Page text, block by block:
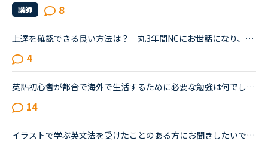
講師 8
上達を確認できる良い方法は？ 丸3年間NCにお世話になり、毎日レッスンを楽しく続けています。教材はカラン、文法、フリートークの3つを中心に据えています。シニアの趣味でやっているので、検定の類いは受けた...
4
英語初心者が都合で海外で生活するために必要な勉強は何でしょうか？恥ずかしながら、20年ほど英語からは遠ざかってきました。ほぼしゃべれません。現在カランSTAGE1から始めSTAGE3に入ったところです。こちらは...
14
イラストで学ぶ英文法を受けたことのある方にお聞きしたいです。私は普段、普通の文法（初級〜中級）と幾つかのアウトプット教材を並行して受けています。喋る練習をするのがとにかく楽しいので最近は５分間ディ...